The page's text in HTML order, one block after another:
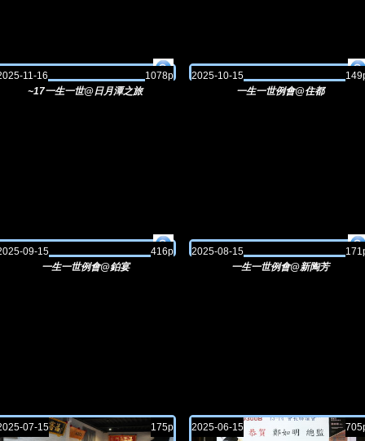
11-16
1078p
~17一生一世@日月潭之旅
2025-10-15
一生一世例會@住都
09-15
416p
一生一世例會@鉑宴
2025-08-15
一生一世例會@新陶芳
07-15 175p 2025-06-15